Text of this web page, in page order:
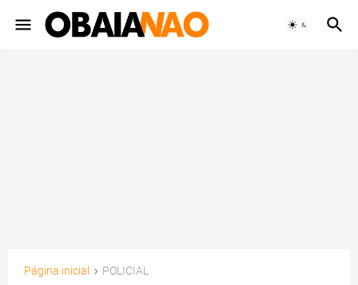
Página inicial POLICIAL